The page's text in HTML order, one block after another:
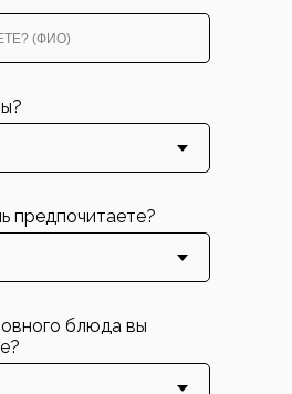
предпочитаете?
блюда вы